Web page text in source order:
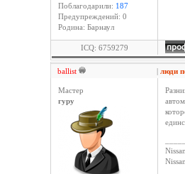
Поблагодарили: 187
Предупреждений: 0
Родина: Барнаул
ICQ: 6759279
ballist | люди
Мастер
гуру